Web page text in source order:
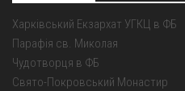
Харківський Екзархат УГКЦ в ФБ
Парафія св. Миколая
Чудотворця в ФБ
Свято-Покровський Монастир